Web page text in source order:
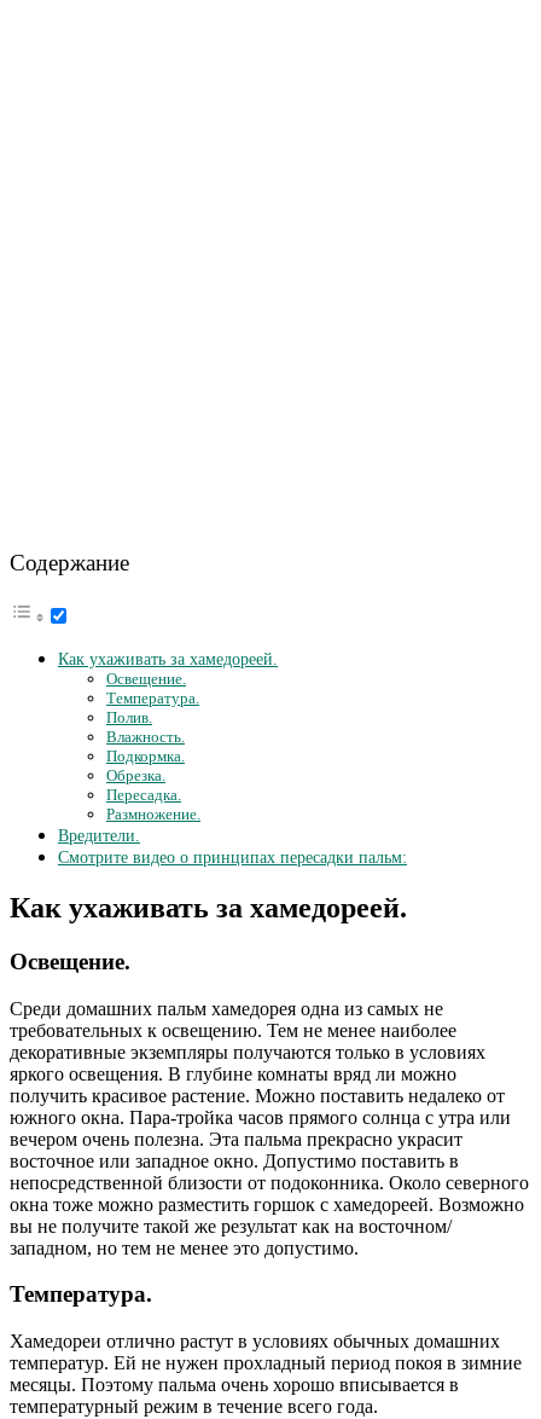
Содержание
Как ухаживать за хамедореей.
Освещение.
Температура.
Полив.
Влажность.
Подкормка.
Обрезка.
Пересадка.
Размножение.
Вредители.
Смотрите видео о принципах пересадки пальм:
Как ухаживать за хамедореей.
Освещение.
Среди домашних пальм хамедорея одна из самых не
требовательных к освещению. Тем не менее наиболее
декоративные экземпляры получаются только в условиях
яркого освещения. В глубине комнаты вряд ли можно
получить красивое растение. Можно поставить недалеко от
южного окна. Пара-тройка часов прямого солнца с утра или
вечером очень полезна. Эта пальма прекрасно украсит
восточное или западное окно. Допустимо поставить в
непосредственной близости от подоконника. Около северного
окна тоже можно разместить горшок с хамедореей. Возможно
вы не получите такой же результат как на восточном/
западном, но тем не менее это допустимо.
Температура.
Хамедореи отлично растут в условиях обычных домашних
температур. Ей не нужен прохладный период покоя в зимние
месяцы. Поэтому пальма очень хорошо вписывается в
температурный режим в течение всего года.